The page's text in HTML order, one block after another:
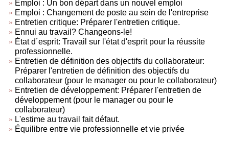
Emploi : Un bon départ dans un nouvel emploi
Emploi : Changement de poste au sein de l'entreprise
Entretien critique: Préparer l'entretien critique.
Ennui au travail? Changeons-le!
État d´esprit: Travail sur l'état d'esprit pour la réussite
professionnelle.
Entretien de définition des objectifs du collaborateur:
Préparer l'entretien de définition des objectifs du
collaborateur (pour le manager ou pour le collaborateur)
Entretien de développement: Préparer l'entretien de
développement (pour le manager ou pour le
collaborateur)
L'estime au travail fait défaut.
Équilibre entre vie professionnelle et vie privée